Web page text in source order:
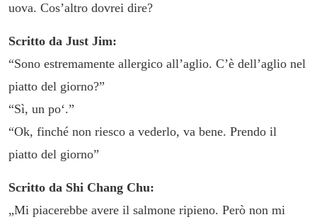
uova. Cos’altro dovrei dire?
Scritto da Just Jim:
“Sono estremamente allergico all’aglio. C’è dell’aglio nel
piatto del giorno?”
“Sì, un po‘.”
“Ok, finché non riesco a vederlo, va bene. Prendo il
piatto del giorno”
Scritto da Shi Chang Chu:
„Mi piacerebbe avere il salmone ripieno. Però non mi